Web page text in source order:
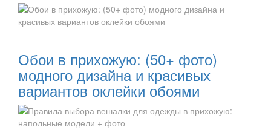
Обои в прихожую: (50+ фото)
модного дизайна и красивых
вариантов оклейки обоями